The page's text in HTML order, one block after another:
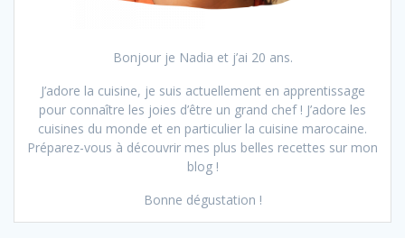
Bonjour je Nadia et j’ai 20 ans.
J’adore la cuisine, je suis actuellement en apprentissage
pour connaître les joies d’être un grand chef ! J’adore les
cuisines du monde et en particulier la cuisine marocaine.
Préparez-vous à découvrir mes plus belles recettes sur mon
blog !
Bonne dégustation !